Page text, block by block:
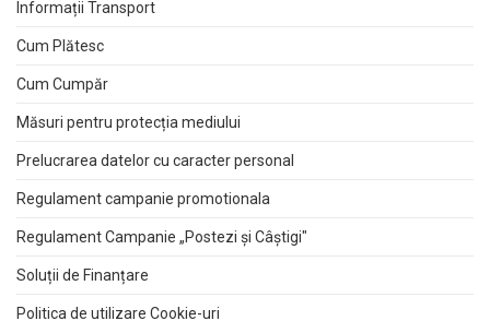
Informații Transport
Cum Plătesc
Cum Cumpăr
Măsuri pentru protecția mediului
Prelucrarea datelor cu caracter personal
Regulament campanie promotionala
Regulament Campanie „Postezi și Câștigi"
Soluții de Finanțare
Politica de utilizare Cookie-uri